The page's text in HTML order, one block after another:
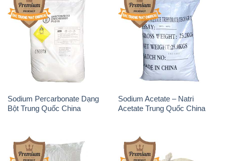
Sodium Percarbonate Dạng
Bột Trung Quốc China
Sodium Acetate – Natri
Acetate Trung Quốc China